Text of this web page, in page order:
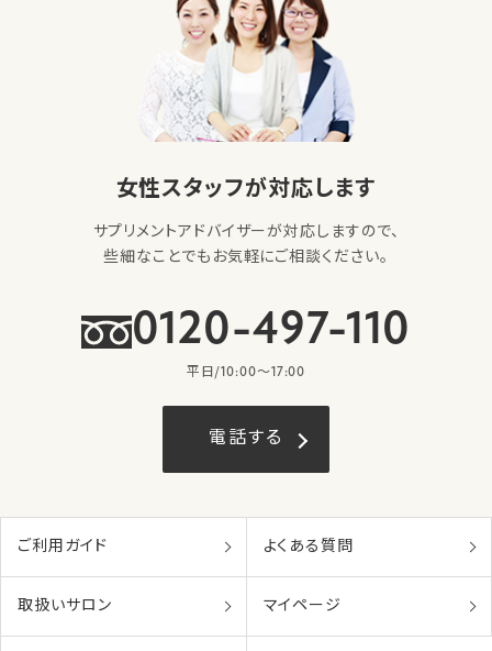
女性スタッフが対応します
サプリメントアドバイザーが対応しますので、
些細なことでもお気軽にご相談ください。
0120-497-110
平日/10:00〜17:00
電話する
ご利用ガイド よくある質問
取扱いサロン マイページ